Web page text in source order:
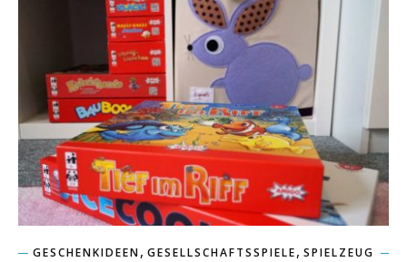
GESCHENKIDEEN, GESELLSCHAFTSSPIELE, SPIELZEUG